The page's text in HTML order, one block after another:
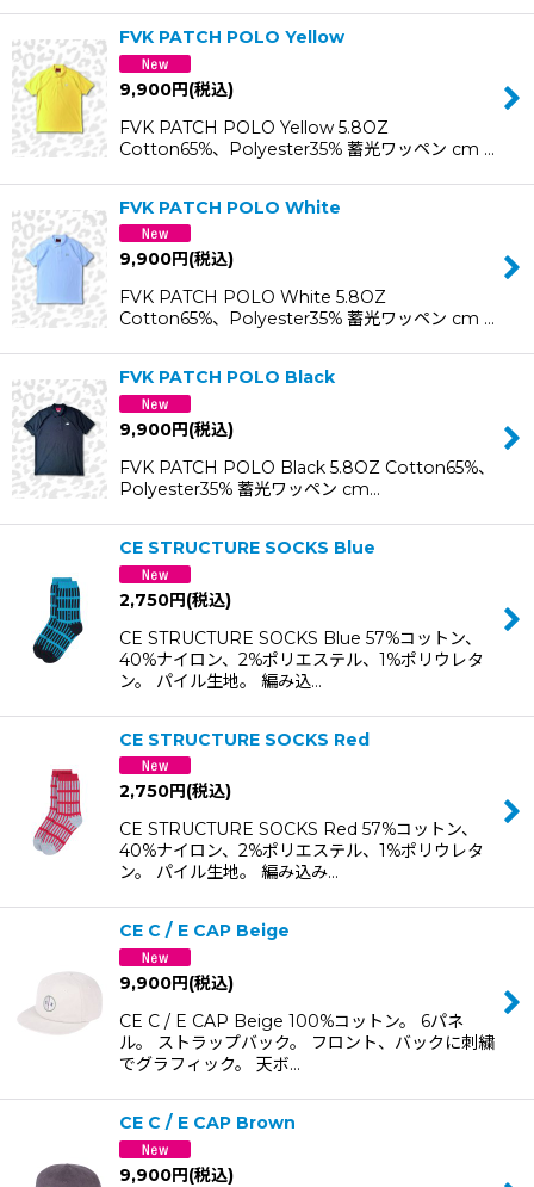
FVK PATCH POLO Yellow
9,900円(税込)
FVK PATCH POLO Yellow 5.8OZ
Cotton65%、Polyester35% 蓄光ワッペン cm …
FVK PATCH POLO White
9,900円(税込)
FVK PATCH POLO White 5.8OZ
Cotton65%、Polyester35% 蓄光ワッペン cm …
FVK PATCH POLO Black
9,900円(税込)
FVK PATCH POLO Black 5.8OZ Cotton65%、
Polyester35% 蓄光ワッペン cm…
CE STRUCTURE SOCKS Blue
2,750円(税込)
CE STRUCTURE SOCKS Blue 57%コットン、
40%ナイロン、2%ポリエステル、1%ポリウレタ
ン。 パイル生地。 編み込…
CE STRUCTURE SOCKS Red
2,750円(税込)
CE STRUCTURE SOCKS Red 57%コットン、
40%ナイロン、2%ポリエステル、1%ポリウレタ
ン。 パイル生地。 編み込み…
CE C / E CAP Beige
9,900円(税込)
CE C / E CAP Beige 100%コットン。 6パネ
ル。 ストラップバック。 フロント、バックに刺繍
でグラフィック。 天ボ…
CE C / E CAP Brown
9,900円(税込)